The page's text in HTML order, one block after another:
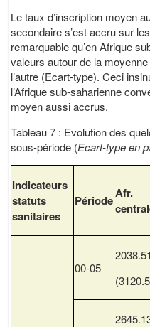
Le taux d’inscription moyen
secondaire s’est accru sur
remarquable qu’en Afrique
valeurs autour de la
l’autre (Ecart-type). Ceci
l’Afrique sub-saharienne
moyen aussi accrus.
Tableau 7 : Evolution des
sous-période (Ecart-type en
Indicateurs
statuts
sanitaires
PériodeAfr.
00-05
2038.51